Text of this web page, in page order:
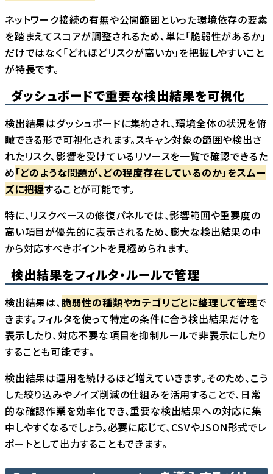
ネットワーク接続の有無や公開範囲といった環境依存の要素
を踏まえてスコアが調整されるため、単に「脆弱性があるか」
だけではなく「どれほどリスクが高いか」を把握しやすいこと
が特長です。
ダッシュボードで重要な検出結果を可視化
検出結果はダッシュボードに集約され、環境全体の状況を俯
瞰できる形で可視化されます。スキャン対象の範囲や検出さ
れたリスク、影響を受けているリソースを一覧で確認できるた
め「どのような問題が、どの程度存在しているのか」をスムー
ズに把握することが可能です。
特に、リスクベースの修復パネルでは、影響範囲や重要度の
高い項目が優先的に表示されるため、膨大な検出結果の中
から対応すべきポイントを見極められます。
検出結果をフィルタ・ルールで管理
検出結果は、脆弱性の種類やカテゴリごとに整理して管理で
きます。フィルタを使って特定の条件に合う検出結果だけを
表示したり、対応不要な項目を抑制ルールで非表示にしたり
することも可能です。
検出結果は運用を続けるほど増えていきます。そのため、こう
した絞り込みやノイズ削減の仕組みを活用することで、日常
的な確認作業を効率化でき、重要な検出結果への対応に集
中しやすくなるでしょう。必要に応じて、CSVやJSON形式でレ
ポートとして出力することもできます。